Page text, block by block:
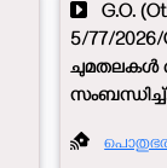
G.O.
5/77/
ചുമതലകൾ